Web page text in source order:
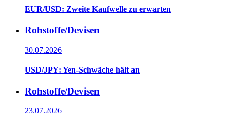
EUR/USD: Zweite Kaufwelle zu erwarten
Rohstoffe/Devisen
30.07.2026
USD/JPY: Yen-Schwäche hält an
Rohstoffe/Devisen
23.07.2026